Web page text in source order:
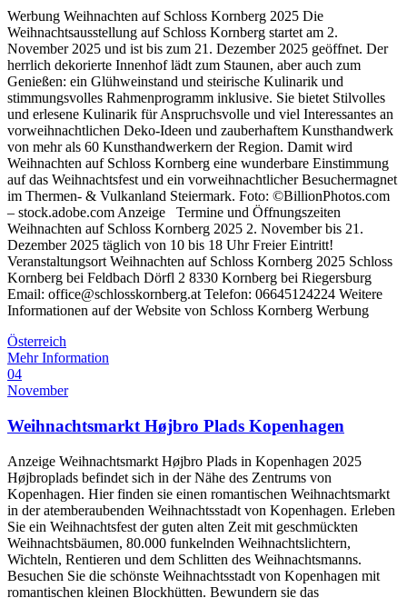
Werbung Weihnachten auf Schloss Kornberg 2025 Die
Weihnachtsausstellung auf Schloss Kornberg startet am 2.
November 2025 und ist bis zum 21. Dezember 2025 geöffnet. Der
herrlich dekorierte Innenhof lädt zum Staunen, aber auch zum
Genießen: ein Glühweinstand und steirische Kulinarik und
stimmungsvolles Rahmenprogramm inklusive. Sie bietet Stilvolles
und erlesene Kulinarik für Anspruchsvolle und viel Interessantes an
vorweihnachtlichen Deko-Ideen und zauberhaftem Kunsthandwerk
von mehr als 60 Kunsthandwerkern der Region. Damit wird
Weihnachten auf Schloss Kornberg eine wunderbare Einstimmung
auf das Weihnachtsfest und ein vorweihnachtlicher Besuchermagnet
im Thermen- & Vulkanland Steiermark. Foto: ©BillionPhotos.com
– stock.adobe.com Anzeige Termine und Öffnungszeiten
Weihnachten auf Schloss Kornberg 2025 2. November bis 21.
Dezember 2025 täglich von 10 bis 18 Uhr Freier Eintritt!
Veranstaltungsort Weihnachten auf Schloss Kornberg 2025 Schloss
Kornberg bei Feldbach Dörfl 2 8330 Kornberg bei Riegersburg
Email: office@schlosskornberg.at Telefon: 06645124224 Weitere
Informationen auf der Website von Schloss Kornberg Werbung
Österreich
Mehr Information
04
November
Weihnachtsmarkt Højbro Plads Kopenhagen
Anzeige Weihnachtsmarkt Højbro Plads in Kopenhagen 2025
Højbroplads befindet sich in der Nähe des Zentrums von
Kopenhagen. Hier finden sie einen romantischen Weihnachtsmarkt
in der atemberaubenden Weihnachtsstadt von Kopenhagen. Erleben
Sie ein Weihnachtsfest der guten alten Zeit mit geschmückten
Weihnachtsbäumen, 80.000 funkelnden Weihnachtslichtern,
Wichteln, Rentieren und dem Schlitten des Weihnachtsmanns.
Besuchen Sie die schönste Weihnachtsstadt von Kopenhagen mit
romantischen kleinen Blockhütten. Bewundern sie das